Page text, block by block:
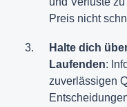
Preis nicht
Halte dich
Laufenden:
zuverlässigen